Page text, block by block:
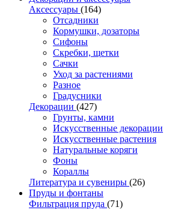
Аксессуары (164)
Отсадники
Кормушки, дозаторы
Сифоны
Скребки, щетки
Сачки
Уход за растениями
Разное
Градусники
Декорации (427)
Грунты, камни
Искусственные декорации
Искусственные растения
Натуральные коряги
Фоны
Кораллы
Литература и сувениры (26)
Пруды и фонтаны
Фильтрация пруда (71)